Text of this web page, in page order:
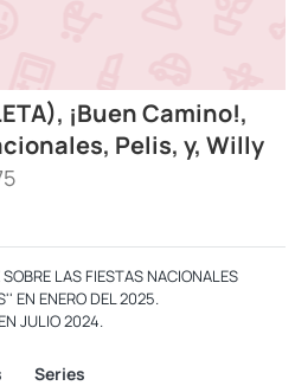
¡Buen Camino!,
Pelis, y, Willy
LAS FIESTAS NACIONALES
EN ENERO DEL 2025.
JULIO 2024.
Series